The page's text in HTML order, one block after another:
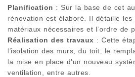
Planification : Sur la base de cet
rénovation est élaboré. Il détaille
matériaux nécessaires et l’ordre de
Réalisation des travaux : Cette
l’isolation des murs, du toit, le
la mise en place d’un nouveau
ventilation, entre autres.